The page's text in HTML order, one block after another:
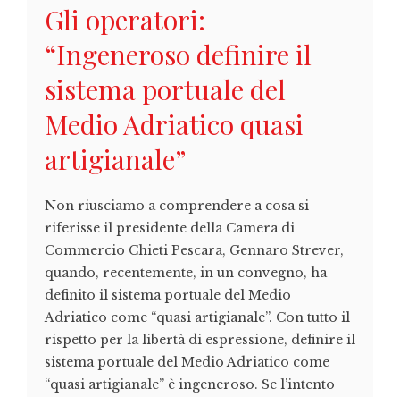
Gli operatori:
“Ingeneroso definire il
sistema portuale del
Medio Adriatico quasi
artigianale”
Non riusciamo a comprendere a cosa si
riferisse il presidente della Camera di
Commercio Chieti Pescara, Gennaro Strever,
quando, recentemente, in un convegno, ha
definito il sistema portuale del Medio
Adriatico come “quasi artigianale”. Con tutto il
rispetto per la libertà di espressione, definire il
sistema portuale del Medio Adriatico come
“quasi artigianale” è ingeneroso. Se l’intento